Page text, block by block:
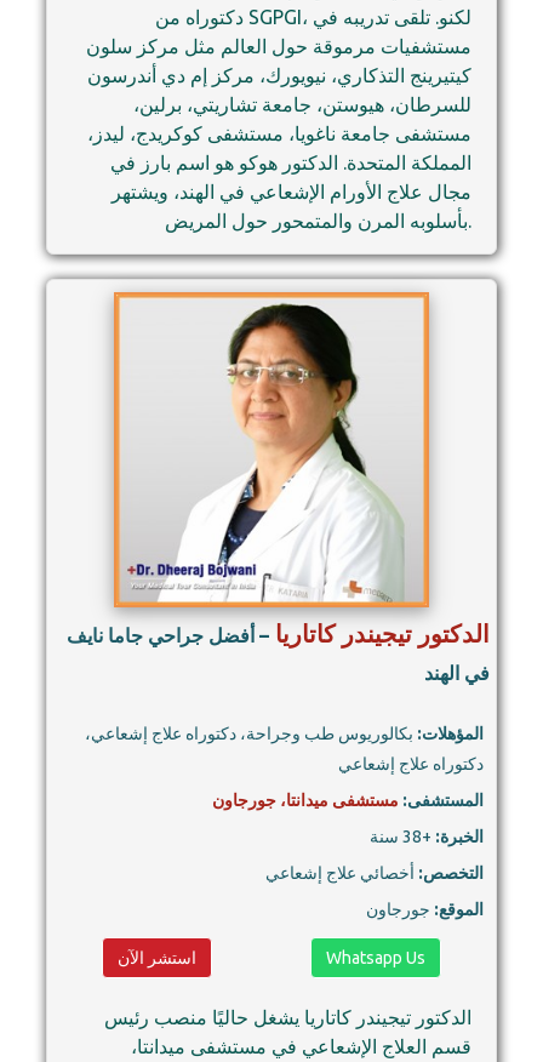
دكتوراه من SGPGI، لكنو. تلقى تدريبه في
مستشفيات مرموقة حول العالم مثل مركز سلون
كيتيرينج التذكاري، نيويورك، مركز إم دي أندرسون
للسرطان، هيوستن، جامعة تشاريتي، برلين،
مستشفى جامعة ناغويا، مستشفى كوكريدج، ليدز،
المملكة المتحدة. الدكتور هوكو هو اسم بارز في
مجال علاج الأورام الإشعاعي في الهند، ويشتهر
بأسلوبه المرن والمتمحور حول المريض.
الدكتور تيجيندر كاتاريا – أفضل جراحي جاما نايف
في الهند
المؤهلات: بكالوريوس طب وجراحة، دكتوراه علاج إشعاعي،
دكتوراه علاج إشعاعي
المستشفى: مستشفى ميدانتا، جورجاون
الخبرة: +38 سنة
التخصص: أخصائي علاج إشعاعي
الموقع: جورجاون
استشر الآن Whatsapp Us
الدكتور تيجيندر كاتاريا يشغل حاليًا منصب رئيس
قسم العلاج الإشعاعي في مستشفى ميدانتا،